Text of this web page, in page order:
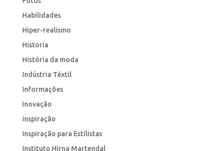
Habilidades
Hiper-realismo
Historia
História da moda
Indústria Têxtil
Informações
Inovação
inspiração
Inspiração para Estilistas
Instituto Hirna Martendal